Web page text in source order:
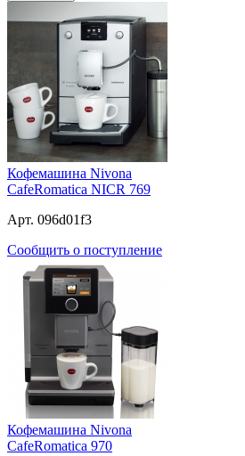
Кофемашина Nivona
CafeRomatica NICR 769
Арт. 096d01f3
Сообщить о поступление
Кофемашина Nivona
CafeRomatica 970